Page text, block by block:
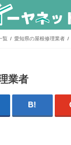
覧 愛知県の屋根修理業者
業者